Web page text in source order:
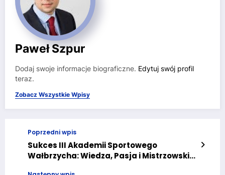
Paweł Szpur
Dodaj swoje informacje biograficzne. Edytuj swój profil
teraz.
Zobacz Wszystkie Wpisy
Poprzedni wpis
Sukces III Akademii Sportowego
Wałbrzycha: Wiedza, Pasja i Mistrzowskie